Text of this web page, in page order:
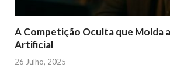
A Competição Oculta que Molda
Artificial
26 Julho, 2025